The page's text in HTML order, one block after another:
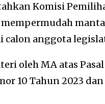
Komisi
calon anggota
oleh MA atas Pasal
10 Tahun 2023 dan